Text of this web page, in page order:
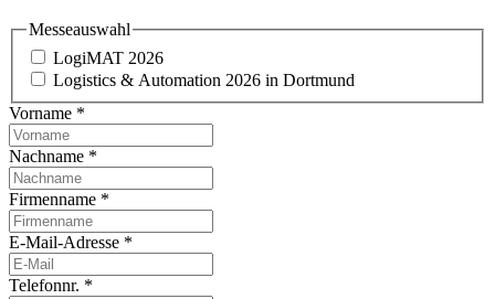
Messeauswahl
LogiMAT 2026
Logistics & Automation 2026 in Dortmund
Vorname *
Nachname *
Firmenname *
E-Mail-Adresse *
Telefonnr. *